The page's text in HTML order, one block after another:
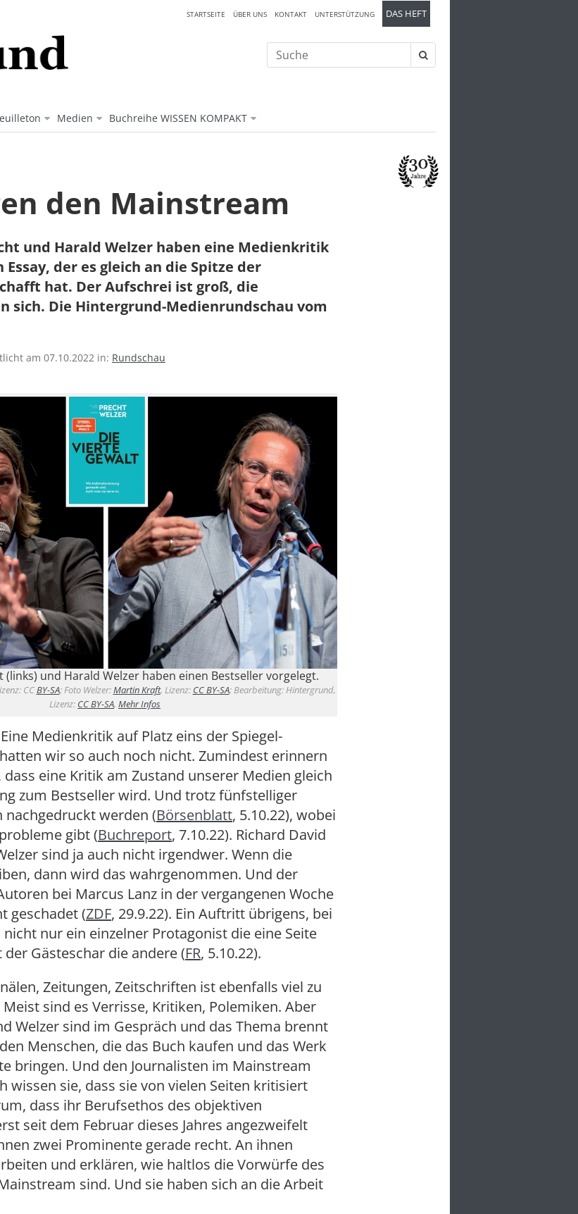
Medien Buchreihe WISSEN KOMPAKT
STARTSEITE ÜBER UNS KONTAKT UNTERSTÜTZUNG DAS HEFT
Suche
nach:
den Mainstream
und Harald Welzer haben eine Medienkritik
Essay, der es gleich an die Spitze der
hat. Der Aufschrei ist groß, die
sich. Die Hintergrund-Medienrundschau vom
am 07.10.2022 in: Rundschau
(links) und Harald Welzer haben einen Bestseller vorgelegt.
CCBY-SA; Foto Welzer:Martin Kraft, Lizenz: CC BY-SA; Bearbeitung: Hintergrund,
Lizenz: CC BY-SA, Mehr Infos
Medienkritik auf Platz eins der Spiegel-
wir so auch noch nicht. Zumindest erinnern
eine Kritik am Zustand unserer Medien gleich
zum Bestseller wird. Und trotz fünfstelliger
nachgedruckt werden (Börsenblatt, 5.10.22), wobei
gibt (Buchreport, 7.10.22). Richard David
sind ja auch nicht irgendwer. Wenn die
dann wird das wahrgenommen. Und der
bei Marcus Lanz in der vergangenen Woche
geschadet (ZDF, 29.9.22). Ein Auftritt übrigens, bei
nur ein einzelner Protagonist die eine Seite
Gästeschar die andere (FR, 5.10.22).
Zeitungen, Zeitschriften ist ebenfalls viel zu
sind es Verrisse, Kritiken, Polemiken. Aber
Welzer sind im Gespräch und das Thema brennt
Menschen, die das Buch kaufen und das Werk
bringen. Und den Journalisten im Mainstream
wissen sie, dass sie von vielen Seiten kritisiert
dass ihr Berufsethos des objektiven
seit dem Februar dieses Jahres angezweifelt
zwei Prominente gerade recht. An ihnen
und erklären, wie haltlos die Vorwürfe des
sind. Und sie haben sich an die Arbeit